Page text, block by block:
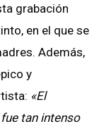
grabación
en el que se
Además,
y
«El
tan intenso